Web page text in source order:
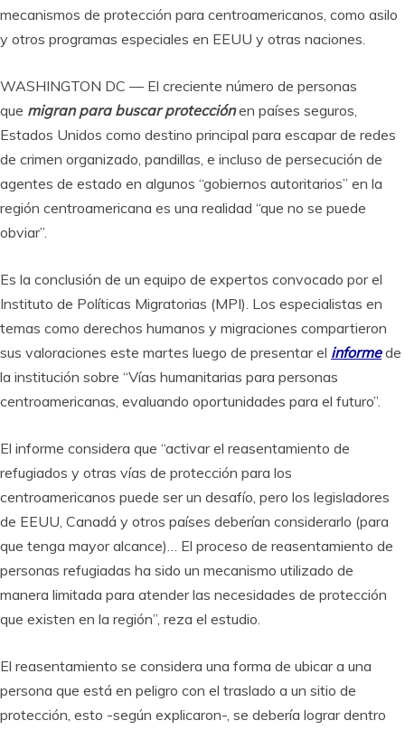
mecanismos de protección para centroamericanos, como asilo
y otros programas especiales en EEUU y otras naciones.
WASHINGTON DC — El creciente número de personas
que migran para buscar protecciónen países seguros,
Estados Unidos como destino principal para escapar de redes
de crimen organizado, pandillas, e incluso de persecución de
agentes de estado en algunos “gobiernos autoritarios” en la
región centroamericana es una realidad “que no se puede
obviar”.
Es la conclusión de un equipo de expertos convocado por el
Instituto de Políticas Migratorias (MPI). Los especialistas en
temas como derechos humanos y migraciones compartieron
sus valoraciones este martes luego de presentar el informede
la institución sobre “Vías humanitarias para personas
centroamericanas, evaluando oportunidades para el futuro”.
El informe considera que “activar el reasentamiento de
refugiados y otras vías de protección para los
centroamericanos puede ser un desafío, pero los legisladores
de EEUU, Canadá y otros países deberían considerarlo (para
que tenga mayor alcance)… El proceso de reasentamiento de
personas refugiadas ha sido un mecanismo utilizado de
manera limitada para atender las necesidades de protección
que existen en la región”, reza el estudio.
El reasentamiento se considera una forma de ubicar a una
persona que está en peligro con el traslado a un sitio de
protección, esto -según explicaron-, se debería lograr dentro